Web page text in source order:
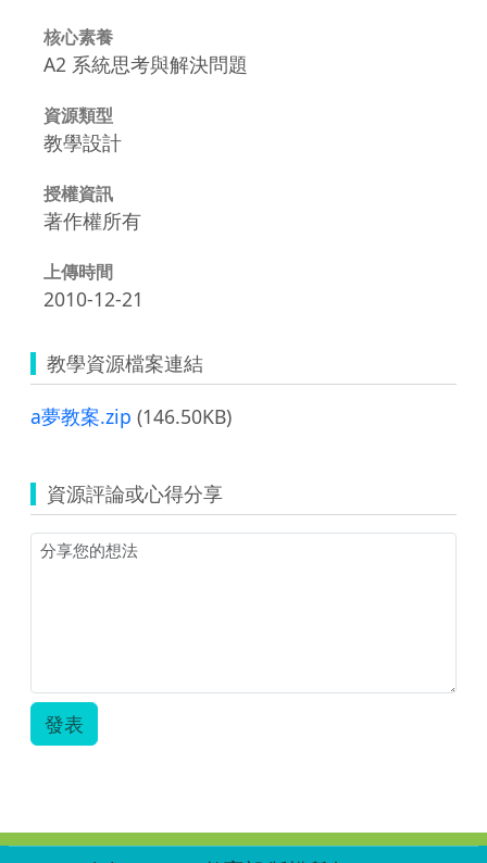
核心素養
A2 系統思考與解決問題
資源類型
教學設計
授權資訊
著作權所有
上傳時間
2010-12-21
教學資源檔案連結
a夢教案.zip (146.50KB)
資源評論或心得分享
發表